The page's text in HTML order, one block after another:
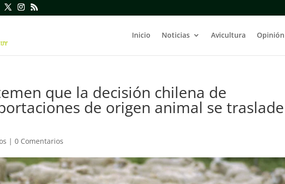
Inicio Noticias Avicultura Opinión
que la decisión chilena de
de origen animal se
|0 Comentarios